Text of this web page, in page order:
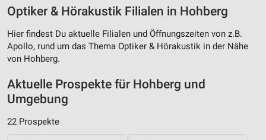
Optiker & Hörakustik Filialen in Hohberg
Hier findest Du aktuelle Filialen und Öffnungszeiten von z.B.
Apollo, rund um das Thema Optiker & Hörakustik in der Nähe
von Hohberg.
Aktuelle Prospekte für Hohberg und
Umgebung
22 Prospekte